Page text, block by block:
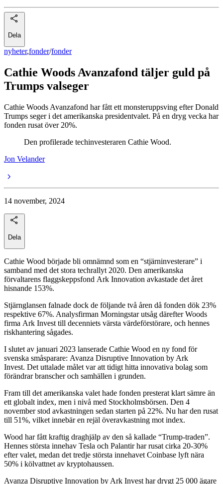
Dela
nyheter,fonder/fonder
Cathie Woods Avanzafond täljer guld på
Trumps valseger
Cathie Woods Avanzafond har fått ett monsteruppsving efter Donald
Trumps seger i det amerikanska presidentvalet. På en dryg vecka har
fonden rusat över 20%.
Den profilerade techinvesteraren Cathie Wood.
Jon Velander
14 november, 2024
Dela
Cathie Wood började bli omnämnd som en “stjärninvesterare” i
samband med det stora techrallyt 2020. Den amerikanska
förvaltarens flaggskeppsfond Ark Innovation avkastade det året
hisnande 153%.
Stjärnglansen falnade dock de följande två åren då fonden dök 23%
respektive 67%. Analysfirman Morningstar utsåg därefter Woods
firma Ark Invest till decenniets värsta värdeförstörare, och hennes
riskhantering sågades.
I slutet av januari 2023 lanserade Cathie Wood en ny fond för
svenska småsparare: Avanza Disruptive Innovation by Ark
Invest. Det uttalade målet var att tidigt hitta innovativa bolag som
förändrar branscher och samhällen i grunden.
Fram till det amerikanska valet hade fonden presterat klart sämre än
ett globalt index, men i nivå med Stockholmsbörsen. Den 4
november stod avkastningen sedan starten på 22%. Nu har den rusat
till 51%, vilket innebär en rejäl överavkastning mot index.
Wood har fått kraftig draghjälp av den så kallade “Trump-traden”.
Hennes största innehav Tesla och Palantir har rusat cirka 20-30%
efter valet, medan det tredje största innehavet Coinbase lyft nära
50% i kölvattnet av kryptohaussen.
Avanza Disruptive Innovation by Ark Invest har drygt 25 000 ägare